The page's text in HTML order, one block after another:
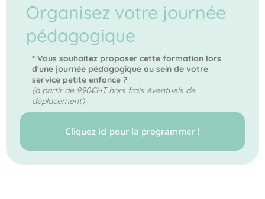
Organisez votre journée
pédagogique
* Vous souhaitez proposer cette formation lors
d'une journée pédagogique au sein de votre
service petite enfance ?
(à partir de 990€HT hors frais éventuels de
déplacement)
Cliquez ici pour la programmer !